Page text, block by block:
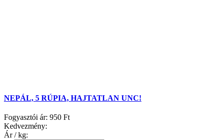
NEPÁL, 5 RÚPIA, HAJTATLAN UNC!
Fogyasztói ár: 950 Ft
Kedvezmény:
Ár / kg: